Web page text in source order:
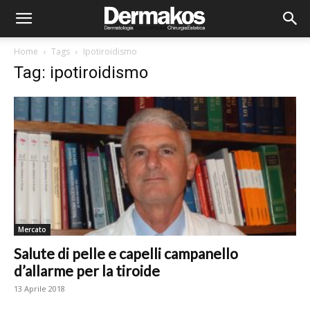
Home Tags Ipotiroidismo
Tag: ipotiroidismo
Mercato
Salute di pelle e capelli campanello
d’allarme per la tiroide
13 Aprile 2018